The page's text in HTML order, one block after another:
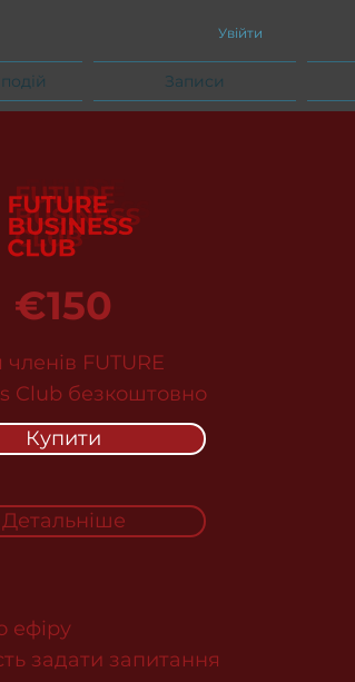
Увійти
Записи
€150
FUTURE
Club безкоштовно
Купити
Детальніше
ефіру
задати запитання